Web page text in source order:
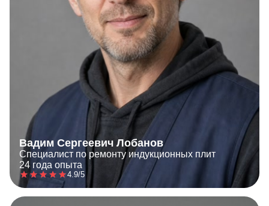
Вадим Сергеевич Лобанов
Специалист по ремонту индукционных плит
24 года опыта
4.9/5